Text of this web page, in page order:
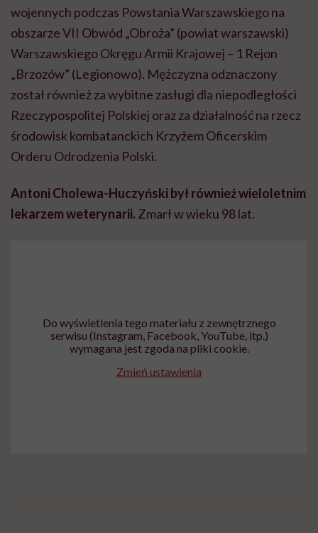
wojennych podczas Powstania Warszawskiego na
obszarze VII Obwód „Obroża” (powiat warszawski)
Warszawskiego Okręgu Armii Krajowej – 1 Rejon
„Brzozów” (Legionowo). Mężczyzna odznaczony
został również za wybitne zasługi dla niepodległości
Rzeczypospolitej Polskiej oraz za działalność na rzecz
środowisk kombatanckich Krzyżem Oficerskim
Orderu Odrodzenia Polski.
Antoni Cholewa-Huczyński był również wieloletnim
lekarzem weterynarii. Zmarł w wieku 98 lat.
Do wyświetlenia tego materiału z zewnętrznego
serwisu (Instagram, Facebook, YouTube, itp.)
wymagana jest zgoda na pliki cookie.
Zmień ustawienia